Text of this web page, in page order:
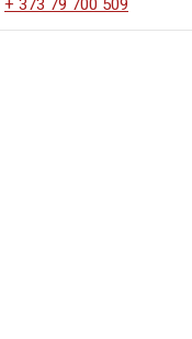
+ 373 79 700 509